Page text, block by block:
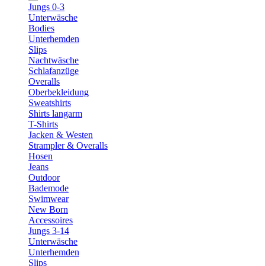
Jungs 0-3
Unterwäsche
Bodies
Unterhemden
Slips
Nachtwäsche
Schlafanzüge
Overalls
Oberbekleidung
Sweatshirts
Shirts langarm
T-Shirts
Jacken & Westen
Strampler & Overalls
Hosen
Jeans
Outdoor
Bademode
Swimwear
New Born
Accessoires
Jungs 3-14
Unterwäsche
Unterhemden
Slips